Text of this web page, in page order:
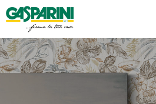
Skip
to
content